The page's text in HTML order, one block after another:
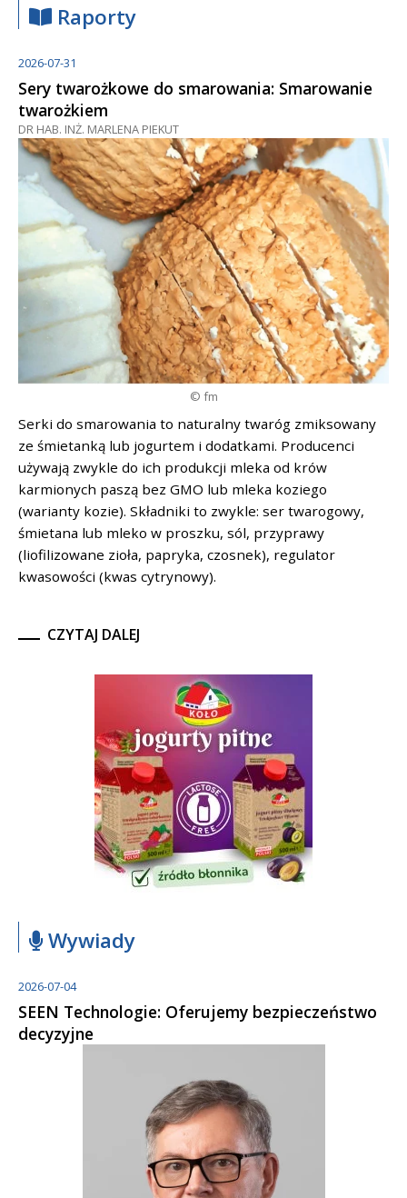
Raporty
2026-07-31
Sery twarożkowe do smarowania: Smarowanie
twarożkiem
DR HAB. INŻ. MARLENA PIEKUT
© fm
Serki do smarowania to naturalny twaróg zmiksowany
ze śmietanką lub jogurtem i dodatkami. Producenci
używają zwykle do ich produkcji mleka od krów
karmionych paszą bez GMO lub mleka koziego
(warianty kozie). Składniki to zwykle: ser twarogowy,
śmietana lub mleko w proszku, sól, przyprawy
(liofilizowane zioła, papryka, czosnek), regulator
kwasowości (kwas cytrynowy).
CZYTAJ DALEJ
Wywiady
2026-07-04
SEEN Technologie: Oferujemy bezpieczeństwo
decyzyjne